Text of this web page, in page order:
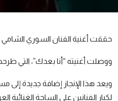
حققت أغنية الفنان السوري الشامي
ووصلت أغنيته “أنا بعدك”، التي طرحها عبر قناته
ويعد هذا الإنجاز إضافة جديدة إلى
لكبار الفنانين على الساحة الغنائية